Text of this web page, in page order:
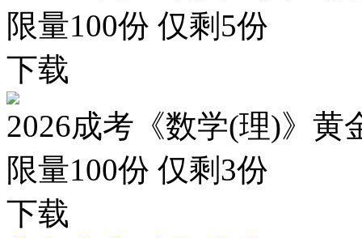
限量100份 仅剩 5份
下载
2026成考《数学(理)》黄
限量100份 仅剩 3份
下载